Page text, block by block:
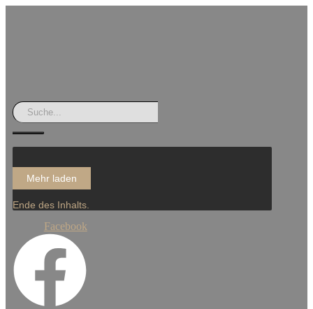
Mehr laden
Ende des Inhalts.
Facebook